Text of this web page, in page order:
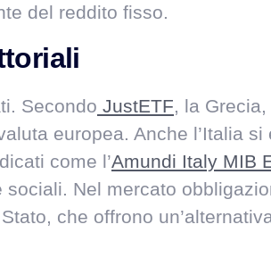
del reddito fisso.
Secondo JustETF, la
europea. Anche l’Italia
come l’Amundi Italy MIB
Nel mercato
che offrono